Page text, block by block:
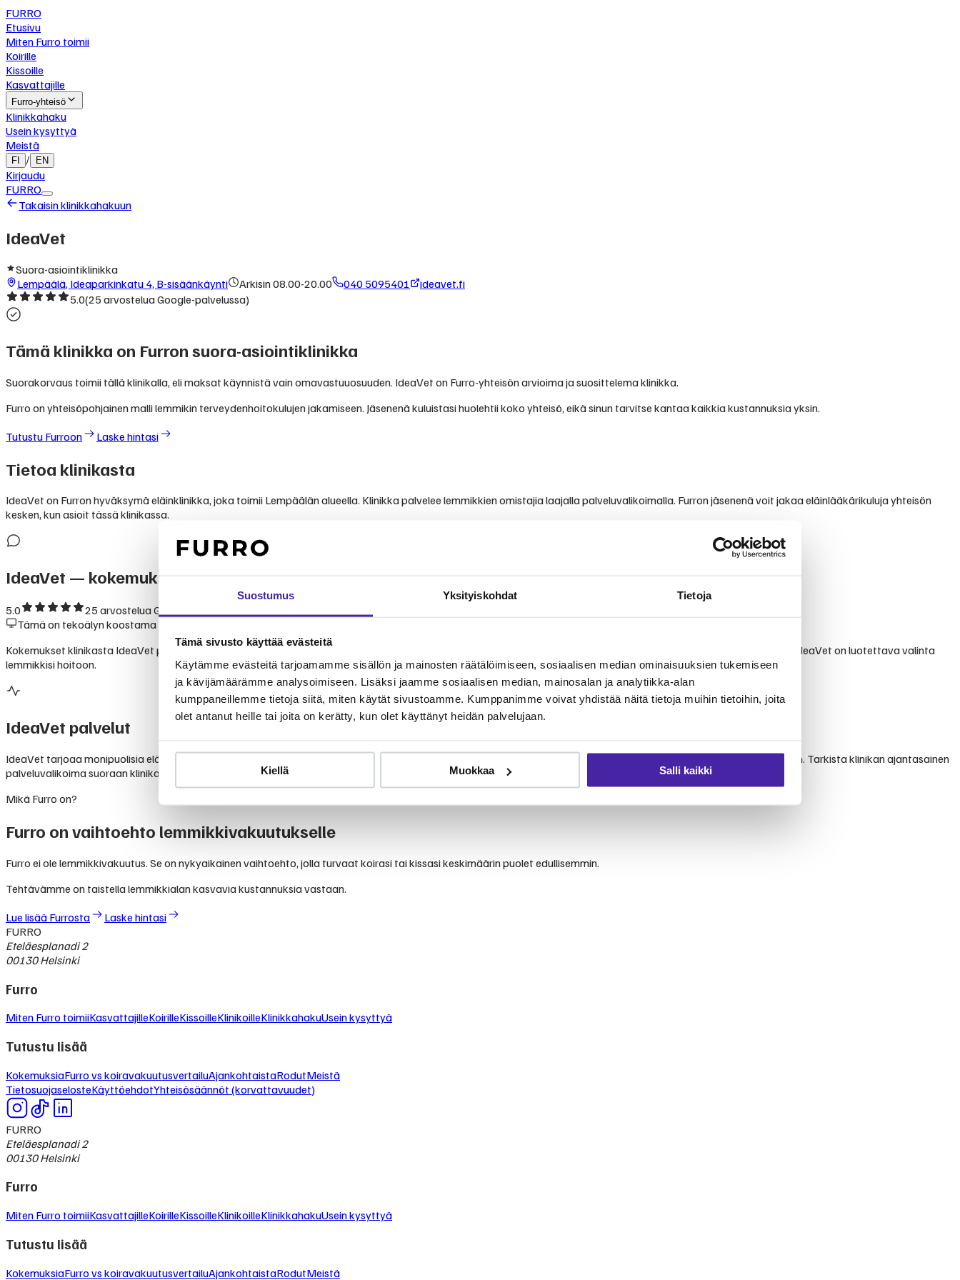
Suostumus Yksityiskohdat Tietoja
Tämä sivusto käyttää evästeitä
Käytämme evästeitä tarjoamamme sisällön ja mainosten räätälöimiseen, sosiaalisen median ominaisuuksien tukemiseen
ja kävijämäärämme analysoimiseen. Lisäksi jaamme sosiaalisen median, mainosalan ja analytiikka-alan
kumppaneillemme tietoja siitä, miten käytät sivustoamme. Kumppanimme voivat yhdistää näitä tietoja muihin tietoihin, joita
olet antanut heille tai joita on kerätty, kun olet käyttänyt heidän palvelujaan.
Kiellä Muokkaa Salli kaikki
FURRO
Etusivu
Miten Furro toimii
Koirille
Kissoille
Kasvattajille
Furro-yhteisö
Klinikkahaku
Usein kysyttyä
Meistä
FI / EN
Kirjaudu
FURRO
Takaisin klinikkahakuun
IdeaVet
Suora-asiointiklinikka
Lempäälä, Ideaparkinkatu 4, B-sisäänkäynti Arkisin 08.00-20.00 040 5095401
ideavet.fi
5.0(25arvostelua Google-palvelussa)
Tämä klinikka on Furron suora-asiointiklinikka
Suorakorvaus toimii tällä klinikalla, eli maksat käynnistä vain omavastuuosuuden. IdeaVet on Furro-yhteisön arvioima ja suosittelema klinikka.
Furro on yhteisöpohjainen malli lemmikin terveydenhoitokulujen jakamiseen. Jäsenenä kuluistasi huolehtii koko yhteisö, eikä sinun tarvitse kantaa kaikkia kustannuksia yksin.
Tutustu Furroon
Laske hintasi
Tietoa klinikasta
IdeaVet on Furron hyväksymä eläinklinikka, joka toimii Lempäälän alueella. Klinikka palvelee lemmikkien omistajia laajalla palveluvalikoimalla. Furron jäsenenä voit jakaa eläinlääkärikuluja yhteisön
kesken, kun asioit tässä klinikassa.
IdeaVet — kokemukset ja arvostelut
5.0 25arvostelua Googlessa
Tämä on tekoälyn koostama yhteenveto julkisesti saatavilla olevista kokemuksista ja arvioista.
Kokemukset klinikasta IdeaVet perustuvat lemmikinomistajien kertomuksiin. Klinikka tunnetaan ammattitaitoisesta ja välittävästä palvelusta. Furron yhteisömallissa IdeaVet on luotettava valinta
lemmikkisi hoitoon.
IdeaVet palvelut
IdeaVet tarjoaa monipuolisia eläinlääkäripalveluita lemmikkien terveydenhoitoon. Palvelut kattavat yleiseläinlääkinnän perustutkimuksista erikoisempiin toimenpiteisiin. Tarkista klinikan ajantasainen
palveluvalikoima suoraan klinikalta. Furron jäsenenä voit jakaa eläinlääkärikuluja yhteisön kesken.
Mikä Furro on?
Furro on vaihtoehto lemmikkivakuutukselle
Furro ei ole lemmikkivakuutus. Se on nykyaikainen vaihtoehto, jolla turvaat koirasi tai kissasi keskimäärin puolet edullisemmin.
Tehtävämme on taistella lemmikkialan kasvavia kustannuksia vastaan.
Lue lisää Furrosta
Laske hintasi
FURRO
Eteläesplanadi 2
00130 Helsinki
Furro
Miten Furro toimiiKasvattajilleKoirilleKissoilleKlinikoilleKlinikkahakuUsein kysyttyä
Tutustu lisää
KokemuksiaFurro vs koiravakuutusvertailuAjankohtaistaRodutMeistä
TietosuojaselosteKäyttöehdotYhteisösäännöt (korvattavuudet)
FURRO
Eteläesplanadi 2
00130 Helsinki
Furro
Miten Furro toimiiKasvattajilleKoirilleKissoilleKlinikoilleKlinikkahakuUsein kysyttyä
Tutustu lisää
KokemuksiaFurro vs koiravakuutusvertailuAjankohtaistaRodutMeistä